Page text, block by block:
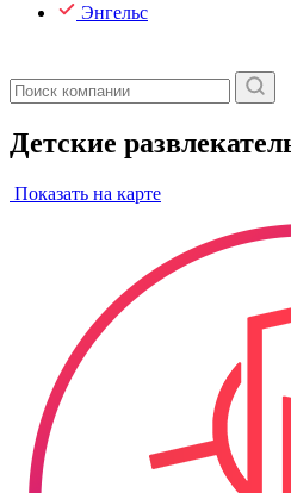
Энгельс
Детские
Показать на карте